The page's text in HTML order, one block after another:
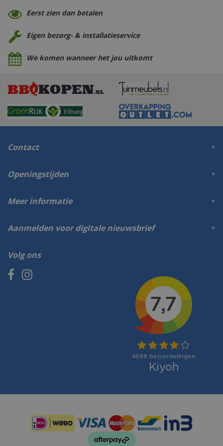
Eerst zien dan betalen
Eigen bezorg- & installatieservice
We komen wanneer het jou uitkomt
Contact
Volg ons
Openingstijden
Meer informatie
Aanmelden voor digitale nieuwsbrief